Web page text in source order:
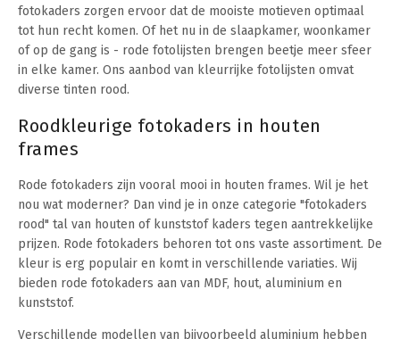
fotokaders zorgen ervoor dat de mooiste motieven optimaal
tot hun recht komen. Of het nu in de slaapkamer, woonkamer
of op de gang is - rode fotolijsten brengen beetje meer sfeer
in elke kamer. Ons aanbod van kleurrijke fotolijsten omvat
diverse tinten rood.
Roodkleurige fotokaders in houten
frames
Rode fotokaders zijn vooral mooi in houten frames. Wil je het
nou wat moderner? Dan vind je in onze categorie "fotokaders
rood" tal van houten of kunststof kaders tegen aantrekkelijke
prijzen. Rode fotokaders behoren tot ons vaste assortiment. De
kleur is erg populair en komt in verschillende variaties. Wij
bieden rode fotokaders aan van MDF, hout, aluminium en
kunststof.
Verschillende modellen van bijvoorbeeld aluminium hebben